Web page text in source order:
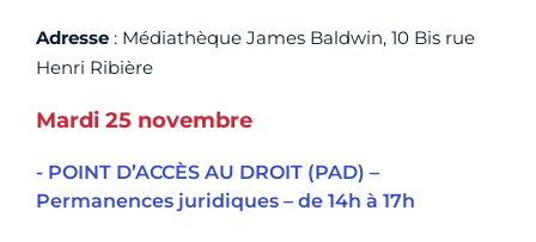
Adresse : Médiathèque James Baldwin, 10 Bis rue
Henri Ribière
Mardi 25 novembre
- POINT D’ACCÈS AU DROIT (PAD) –
Permanences juridiques – de 14h à 17h